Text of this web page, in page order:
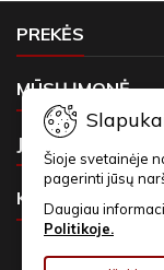
PREKĖS
MŪSŲ ĮMONĖ
JŪSŲ PASKYRA
KONTAKTAI
Šioje svetainėje
pagerinti jūsų
Daugiau
Politikoje.